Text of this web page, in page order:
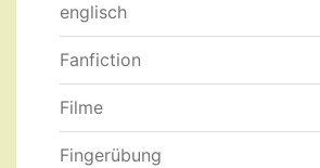
englisch
Fanfiction
Filme
Fingerübung